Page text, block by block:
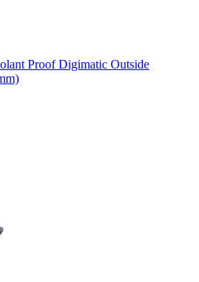
Proof Digimatic Outside